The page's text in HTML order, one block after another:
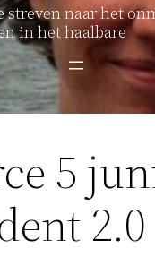
streven naar het
in het haalbare
5
2.0